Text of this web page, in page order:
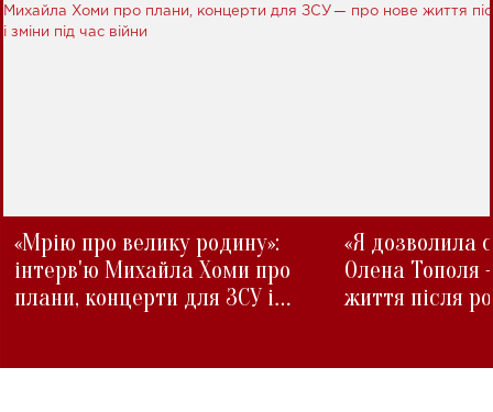
«Мрію про велику родину»:
інтерв'ю Михайла Хоми про
плани, концерти для ЗСУ і
«Я дозволила
Олена Тополя
життя після